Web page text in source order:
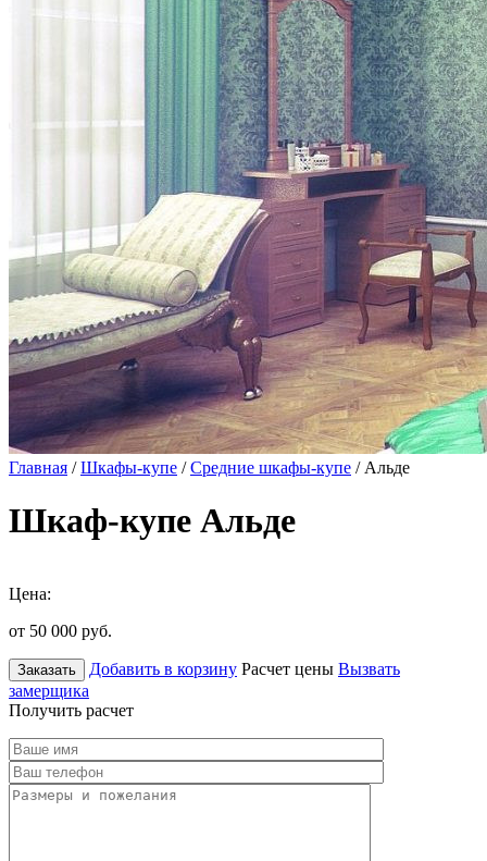
Главная /Шкафы-купе /Средние шкафы-купе / Альде
Шкаф-купе Альде
Цена:
от 50 000 руб.
Заказать Добавить в корзину Расчет цены Вызвать
замерщика
Получить расчет